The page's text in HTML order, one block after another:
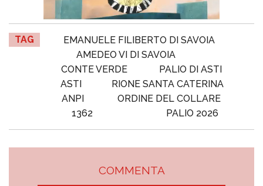
TAG
EMANUELE FILIBERTO DI SAVOIA
AMEDEO VI DI SAVOIA
CONTE VERDE
PALIO DI ASTI
ASTI
RIONE SANTA CATERINA
ANPI
ORDINE DEL COLLARE
1362
PALIO 2026
COMMENTA